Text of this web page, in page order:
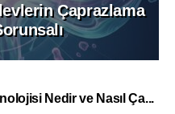
Çaprazlama
Nedir ve Nasıl Ça...